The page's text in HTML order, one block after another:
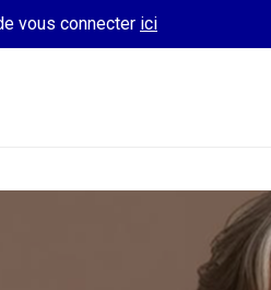
vous connecter ici